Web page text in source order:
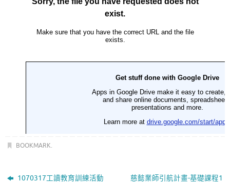
BOOKMARK.
1070317工讀教育訓練活動
慈懿業師引航計畫-基礎課程1